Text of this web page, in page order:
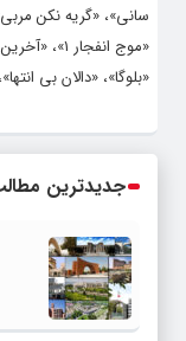
«موج
«بلوگا»، «دالان بی
جدیدترین